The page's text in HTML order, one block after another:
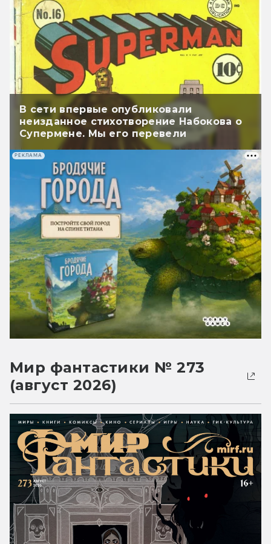
В сети впервые опубликовали
неизданное стихотворение Набокова о
Супермене. Мы его перевели
РЕКЛАМА
Мир фантастики № 273
(август 2026)